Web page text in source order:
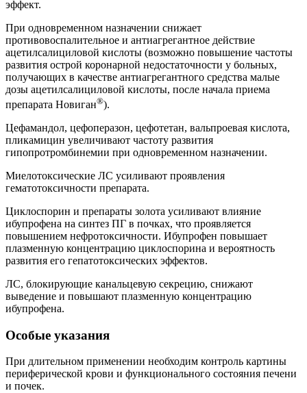
эффект.
При одновременном назначении снижает
противовоспалительное и антиагрегантное действие
ацетилсалициловой кислоты (возможно повышение частоты
развития острой коронарной недостаточности у больных,
получающих в качестве антиагрегантного средства малые
дозы ацетилсалициловой кислоты, после начала приема
препарата Новиган®).
Цефамандол, цефоперазон, цефотетан, вальпроевая кислота,
пликамицин увеличивают частоту развития
гипопротромбинемии при одновременном назначении.
Миелотоксические ЛС усиливают проявления
гематотоксичности препарата.
Циклоспорин и препараты золота усиливают влияние
ибупрофена на синтез ПГ в почках, что проявляется
повышением нефротоксичности. Ибупрофен повышает
плазменную концентрацию циклоспорина и вероятность
развития его гепатотоксических эффектов.
ЛС, блокирующие канальцевую секрецию, снижают
выведение и повышают плазменную концентрацию
ибупрофена.
Особые указания
При длительном применении необходим контроль картины
периферической крови и функционального состояния печени
и почек.